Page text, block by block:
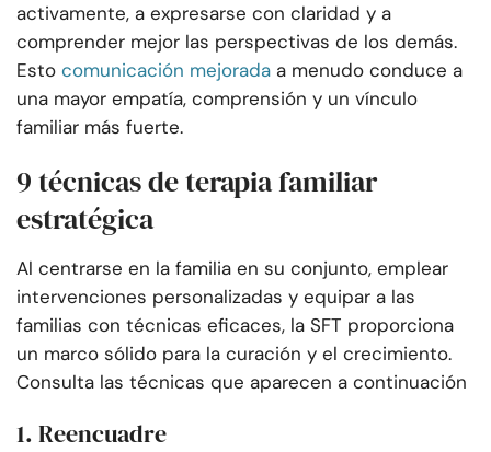
activamente, a expresarse con claridad y a
comprender mejor las perspectivas de los demás.
Esto comunicación mejorada a menudo conduce a
una mayor empatía, comprensión y un vínculo
familiar más fuerte.
9 técnicas de terapia familiar
estratégica
Al centrarse en la familia en su conjunto, emplear
intervenciones personalizadas y equipar a las
familias con técnicas eficaces, la SFT proporciona
un marco sólido para la curación y el crecimiento.
Consulta las técnicas que aparecen a continuación
1. Reencuadre